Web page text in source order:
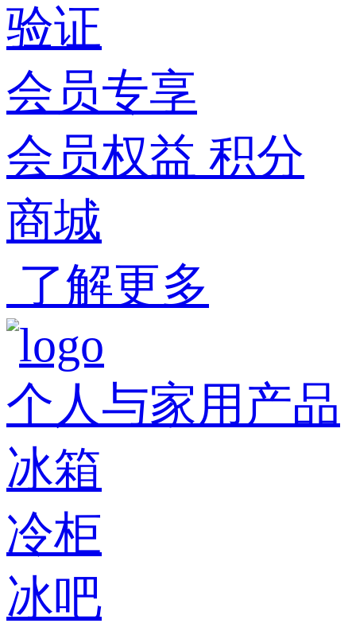
验证
会员专享
会员权益 积分
商城
了解更多
个人与家用产品
冰箱
冷柜
冰吧